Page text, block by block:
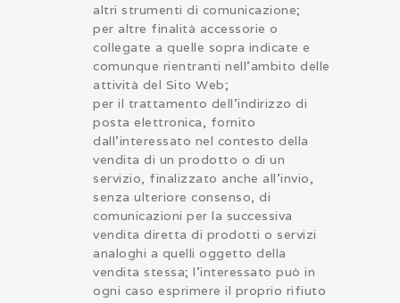
altri strumenti di comunicazione;
per altre finalità accessorie o
collegate a quelle sopra indicate e
comunque rientranti nell’ambito delle
attività del Sito Web;
per il trattamento dell’indirizzo di
posta elettronica, fornito
dall’interessato nel contesto della
vendita di un prodotto o di un
servizio, finalizzato anche all’invio,
senza ulteriore consenso, di
comunicazioni per la successiva
vendita diretta di prodotti o servizi
analoghi a quelli oggetto della
vendita stessa; l’interessato può in
ogni caso esprimere il proprio rifiuto